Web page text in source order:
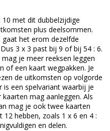
met dit dubbelzijdige
plus deelsommen.
het erom dezelfde
3 x 3 past bij 9 of bij 54 : 6.
je meer reeksen leggen
of een kaart wegpakken. Je
de uitkomsten op volgorde
is een spelvariant waarbij je
mag aanleggen. Als
mag je ook twee kaarten
hebben, zoals 1 x 6 en 4 :
en delen.